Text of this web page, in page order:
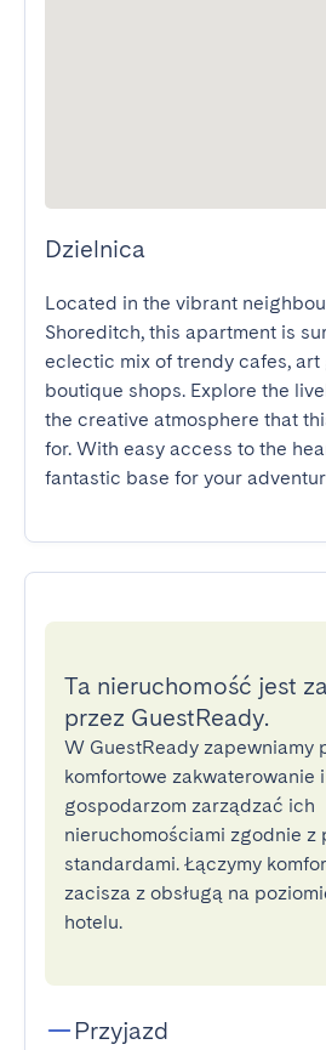
Dzielnica
Located in the vibrant
Shoreditch, this apartment is
eclectic mix of trendy cafes, art
boutique shops. Explore the
the creative atmosphere that
for. With easy access to the
fantastic base for your
Ta nieruchomość jest
przez GuestReady.
W GuestReady zapewniamy
komfortowe zakwaterowanie
gospodarzom zarządzać ich
nieruchomościami zgodnie z
standardami. Łączymy
zacisza z obsługą na
hotelu.
Przyjazd